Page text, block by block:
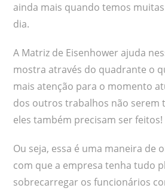
ainda mais quando temos
dia.
A Matriz de Eisenhower ajuda
mostra através do quadrante o
mais atenção para o momento
dos outros trabalhos não serem
eles também precisam ser feitos!
Ou seja, essa é uma maneira de
com que a empresa tenha tudo
sobrecarregar os funcionários